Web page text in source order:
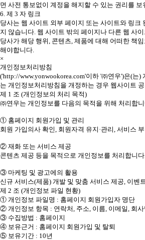
면 사전 통보없이 계정을 해지할 수 있는 권리를 보
6. 제 3 자 링크
당사는 웹 사이트 외부 페이지 또는 사이트와 링
지 않습니다. 웹 사이트 밖의 페이지나 다른 웹 사
당사가 해당 행위, 콘텐츠, 제품에 대해 어떠한 책
해야합니다.
×
개인정보처리방침
('http://www.yonwookorea.com'이하 '㈜연우')은(
는 개인정보처리방침을 개정하는 경우 웹사이트
제 1 조 (개인정보의 처리 목적)
㈜연우는 개인정보를 다음의 목적을 위해 처리합
① 홈페이지 회원가입 및 관리
회원 가입의사 확인, 회원자격 유지·관리, 서비스
② 재화 또는 서비스 제공
콘텐츠 제공 등을 목적으로 개인정보를 처리합니
③ 마케팅 및 광고에의 활용
신규 서비스(제품) 개발 및 맞춤 서비스 제공, 이벤
제 2 조 (개인정보 파일 현황)
① 개인정보 파일명 : 홈페이지 회원가입자 명단
② 개인정보 항목 : 연락처, 주소, 이름, 이메일, 회
③ 수집방법 : 홈페이지
④ 보유근거 : 홈페이지 회원가입 및 탈퇴
⑤ 보유기간 : 10년